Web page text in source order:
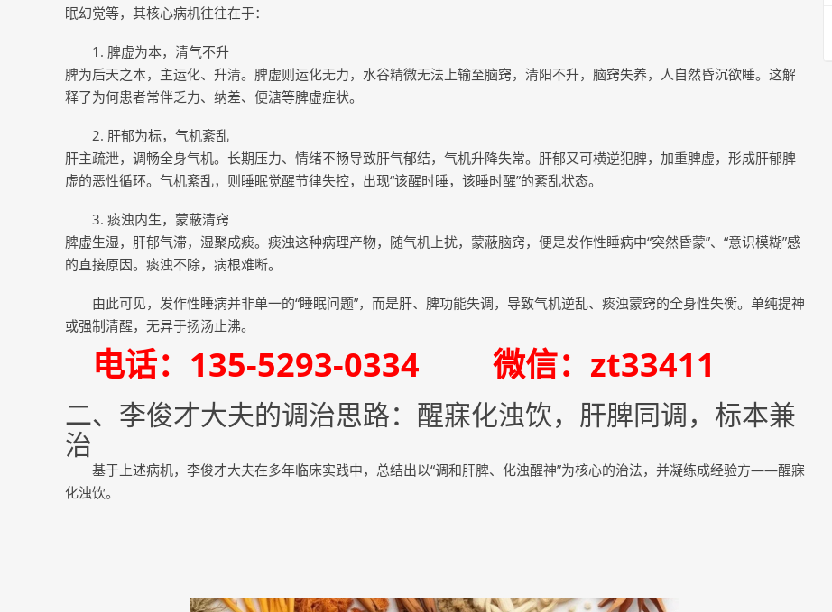
眠幻觉等，其核心病机往往在于：
1. 脾虚为本，清气不升
脾为后天之本，主运化、升清。脾虚则运化无力，水谷精微无法上输至脑窍，清阳不升，脑窍失养，人自然昏沉欲睡。这解
释了为何患者常伴乏力、纳差、便溏等脾虚症状。
2. 肝郁为标，气机紊乱
肝主疏泄，调畅全身气机。长期压力、情绪不畅导致肝气郁结，气机升降失常。肝郁又可横逆犯脾，加重脾虚，形成肝郁脾
虚的恶性循环。气机紊乱，则睡眠觉醒节律失控，出现“该醒时睡，该睡时醒”的紊乱状态。
3. 痰浊内生，蒙蔽清窍
脾虚生湿，肝郁气滞，湿聚成痰。痰浊这种病理产物，随气机上扰，蒙蔽脑窍，便是发作性睡病中“突然昏蒙”、“意识模糊”感
的直接原因。痰浊不除，病根难断。
由此可见，发作性睡病并非单一的“睡眠问题”，而是肝、脾功能失调，导致气机逆乱、痰浊蒙窍的全身性失衡。单纯提神
或强制清醒，无异于扬汤止沸。
电话：135-5293-0334 微信：zt33411
二、李俊才大夫的调治思路：醒寐化浊饮，肝脾同调，标本兼
治
基于上述病机，李俊才大夫在多年临床实践中，总结出以“调和肝脾、化浊醒神”为核心的治法，并凝练成经验方——醒寐
化浊饮。